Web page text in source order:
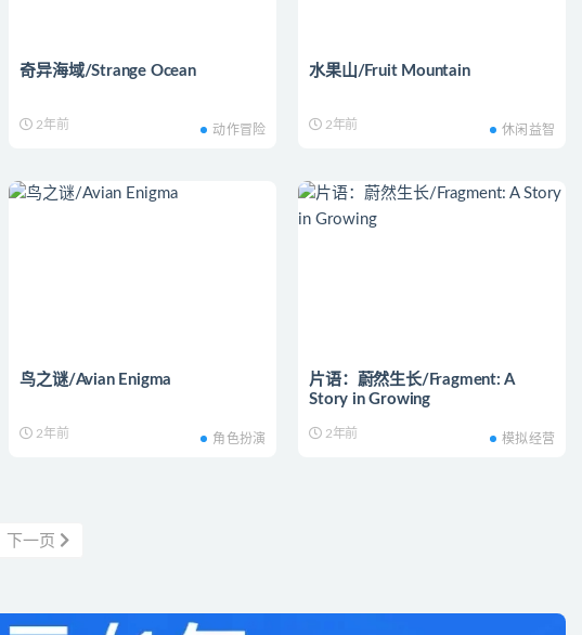
奇异海域/Strange Ocean
2年前 动作冒险
水果山/Fruit Mountain
2年前 休闲益智
鸟之谜/Avian Enigma
2年前 角色扮演
片语：蔚然生长/Fragment: A
Story in Growing
2年前 模拟经营
下一页